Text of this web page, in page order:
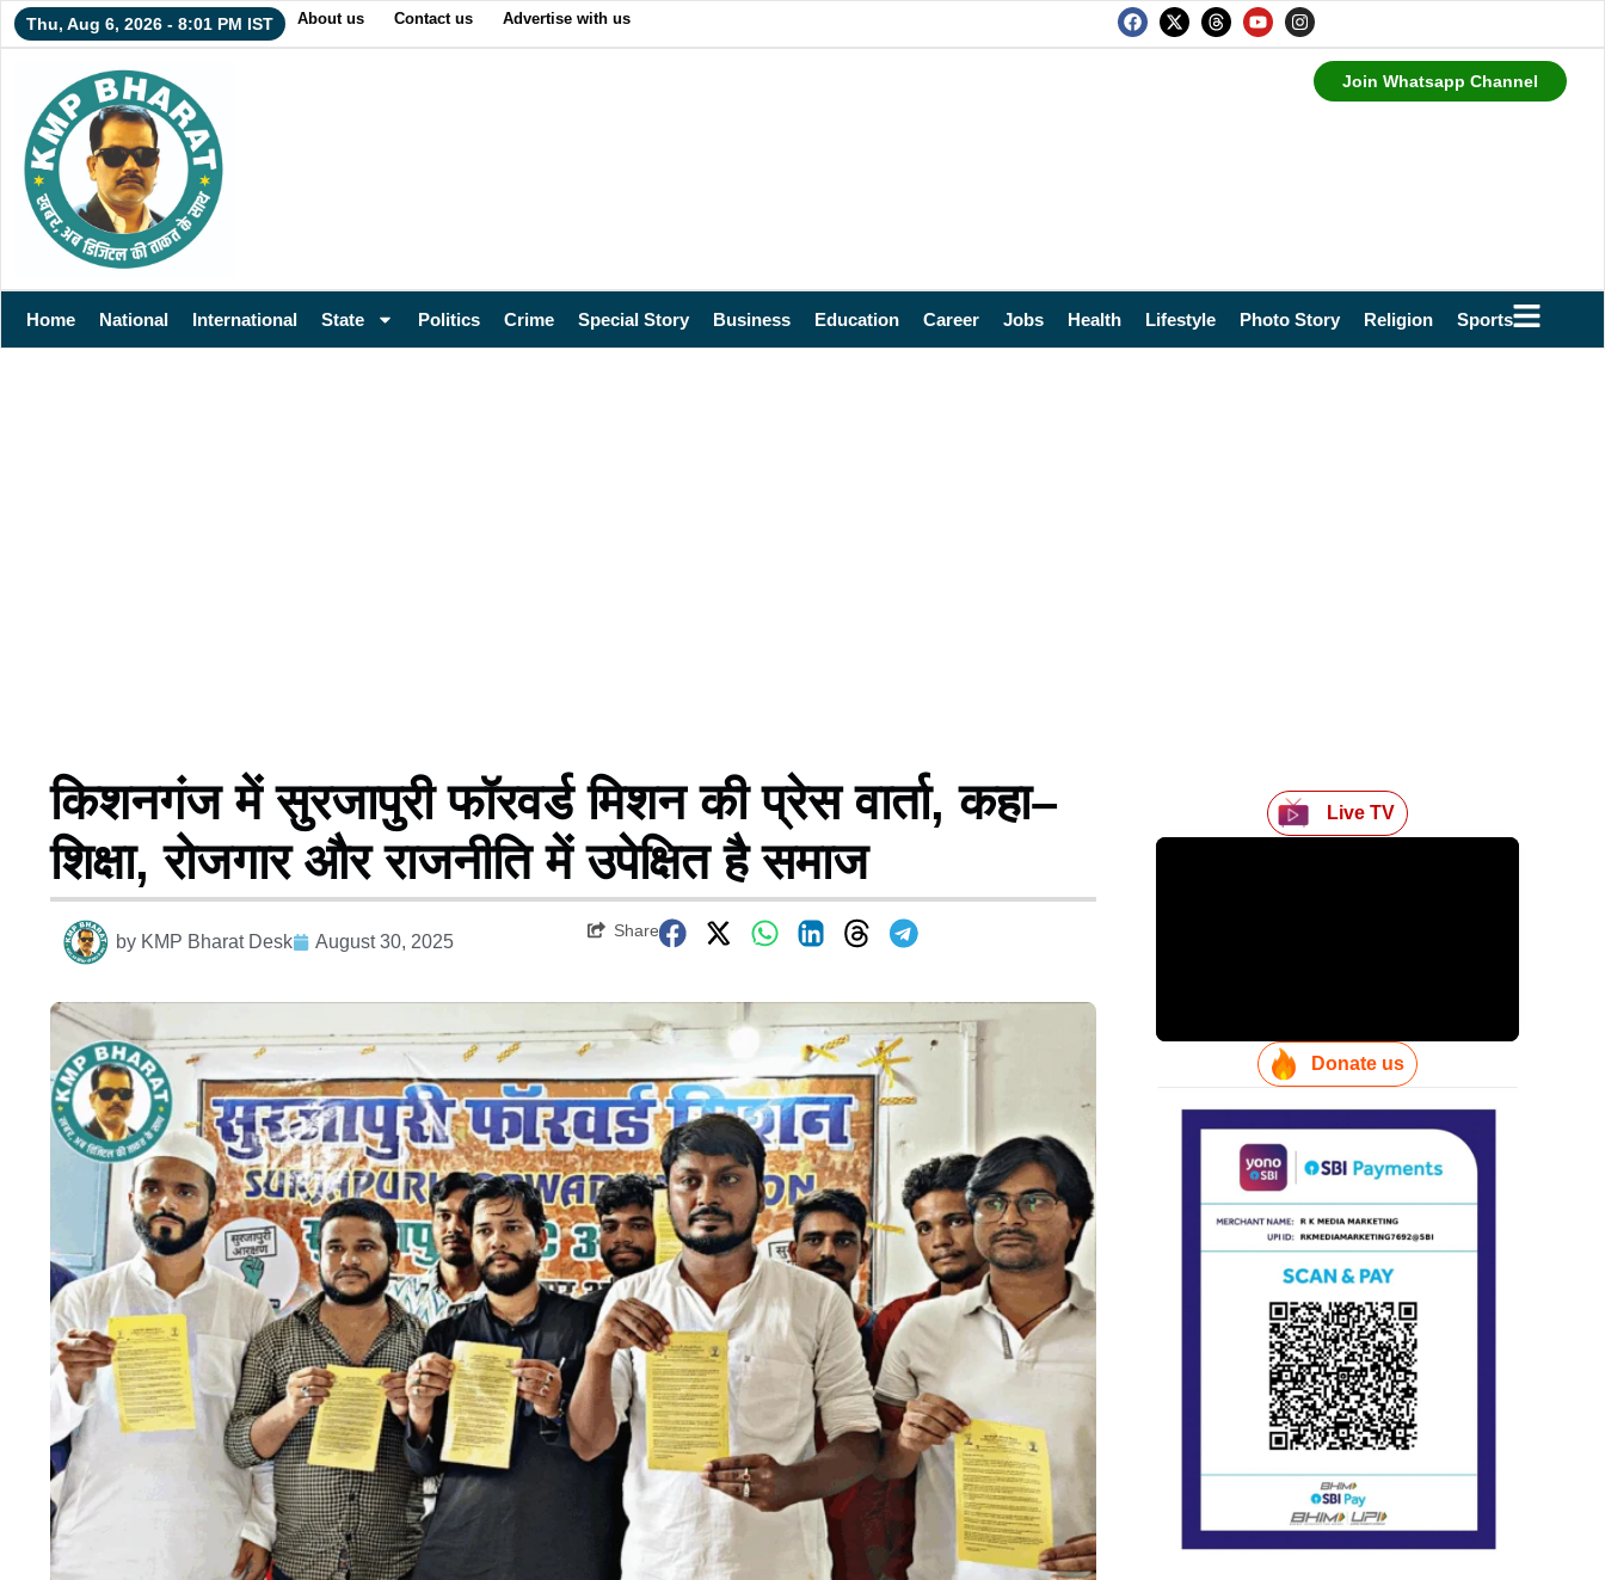
Thu, Aug 6, 2026 - 8:01 PM IST About us Contact us Advertise with us
Join Whatsapp Channel
Home National International State Politics Crime Special Story Business Education Career Jobs Health Lifestyle Photo Story Religion Sports
किशनगंज में सुरजापुरी फॉरवर्ड मिशन की प्रेस वार्ता, कहा–
शिक्षा, रोजगार और राजनीति में उपेक्षित है समाज
by KMP Bharat Desk August 30, 2025
Share
Live TV
Donate us